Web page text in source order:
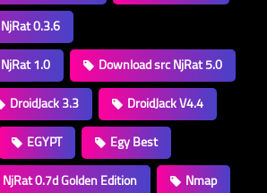
0.3.6
1.0
Download src NjRat 5.0
DroidJack 3.3
DroidJack V4.4
EGYPT
Egy Best
NjRat 0.7d Golden Edition
Nmap